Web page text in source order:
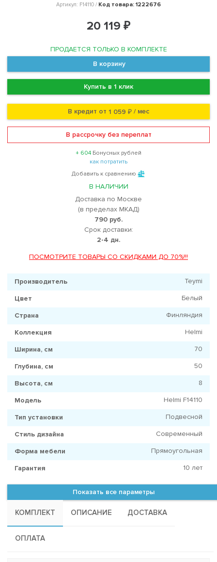
Артикул: F14110 / Код товара: 1222676
20 119 ₽
ПРОДАЕТСЯ ТОЛЬКО В КОМПЛЕКТЕ
В корзину
Купить в 1 клик
В кредит от 1 059 ₽ / мес
В рассрочку без переплат
+ 604 Бонусных рублей
как потратить
Добавить к сравнению
В НАЛИЧИИ
Доставка по Москве
(в пределах МКАД)
790 руб.
Срок доставки:
2-4 дн.
ПОСМОТРИТЕ ТОВАРЫ СО СКИДКАМИ ДО 70%!!!
Производитель Teymi
Цвет Белый
Страна Финляндия
Коллекция Helmi
Ширина, см 70
Глубина, см 50
Высота, см 8
Модель Helmi F14110
Тип установки Подвесной
Стиль дизайна Современный
Форма мебели Прямоугольная
Гарантия 10 лет
Показать все параметры
КОМПЛЕКТ ОПИСАНИЕ ДОСТАВКА
ОПЛАТА